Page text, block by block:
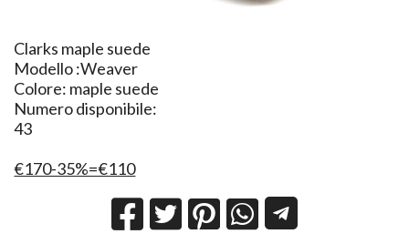
​Clarks maple suede
Modello :Weaver
Colore: maple suede
Numero disponibile:
43
€170-35%=€110